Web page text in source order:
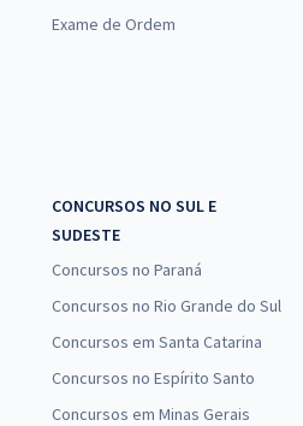
Exame de Ordem
CONCURSOS NO SUL E
SUDESTE
Concursos no Paraná
Concursos no Rio Grande do Sul
Concursos em Santa Catarina
Concursos no Espírito Santo
Concursos em Minas Gerais